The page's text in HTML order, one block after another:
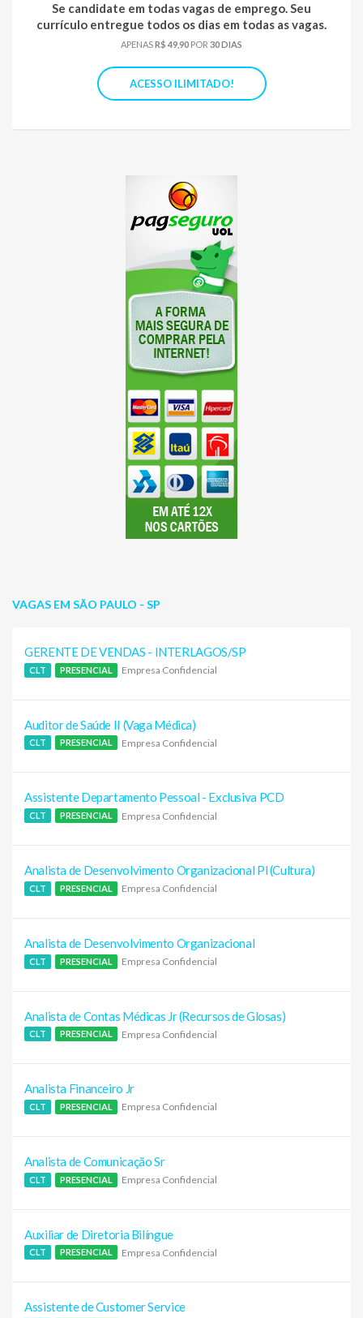
Se candidate em todas vagas de emprego. Seu
currículo entregue todos os dias em todas as vagas.
APENASR$ 49,90 POR 30 DIAS
ACESSO ILIMITADO!
VAGAS EM SÃO PAULO - SP
GERENTE DE VENDAS - INTERLAGOS/SP
CLT PRESENCIAL Empresa Confidencial
Auditor de Saúde II (Vaga Médica)
CLT PRESENCIAL Empresa Confidencial
Assistente Departamento Pessoal - Exclusiva PCD
CLT PRESENCIAL Empresa Confidencial
Analista de Desenvolvimento Organizacional Pl (Cultura)
CLT PRESENCIAL Empresa Confidencial
Analista de Desenvolvimento Organizacional
CLT PRESENCIAL Empresa Confidencial
Analista de Contas Médicas Jr (Recursos de Glosas)
CLT PRESENCIAL Empresa Confidencial
Analista Financeiro Jr
CLT PRESENCIAL Empresa Confidencial
Analista de Comunicação Sr
CLT PRESENCIAL Empresa Confidencial
Auxiliar de Diretoria Bilíngue
CLT PRESENCIAL Empresa Confidencial
Assistente de Customer Service